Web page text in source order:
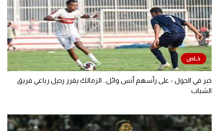
خبر في الجول - على رأسهم أنس وائل.. الزمالك يقرر رحيل رباعي فريق
الشباب